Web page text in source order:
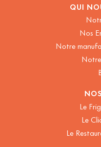
QUI
Nos
Notre
Le
Le
Le